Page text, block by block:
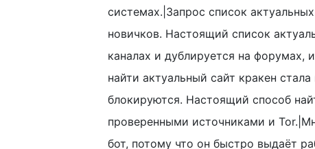
системах.|Запрос список
новичков. Настоящий список
каналах и дублируется на форумах,
найти актуальный сайт кракен
блокируются. Настоящий способ
проверенными источниками и
бот, потому что он быстро выдаёт